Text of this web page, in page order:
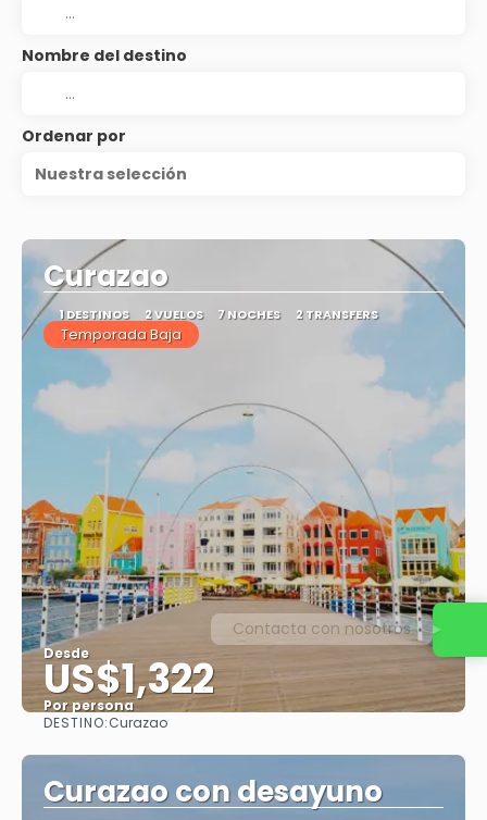
Nombre del destino
Ordenar por
Nuestra selección
Curazao
1 DESTINOS 2 VUELOS 7 NOCHES 2 TRANSFERS
Temporada Baja
Desde
US$1,322
Por persona
DESTINO:Curazao
Curazao con desayuno
Contacta con nosotros